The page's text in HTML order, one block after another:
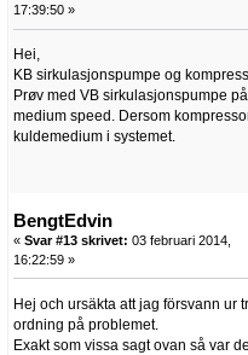
17:39:50 »
Hei,
KB sirkulasjonspumpe og
Prøv med VB sirkulasjonspumpe
medium speed. Dersom
kuldemedium i systemet.
BengtEdvin
« Svar #13 skrivet: 03 februari 2014,
16:22:59 »
Hej och ursäkta att jag försvann ur
ordning på problemet.
Exakt som vissa sagt ovan så var